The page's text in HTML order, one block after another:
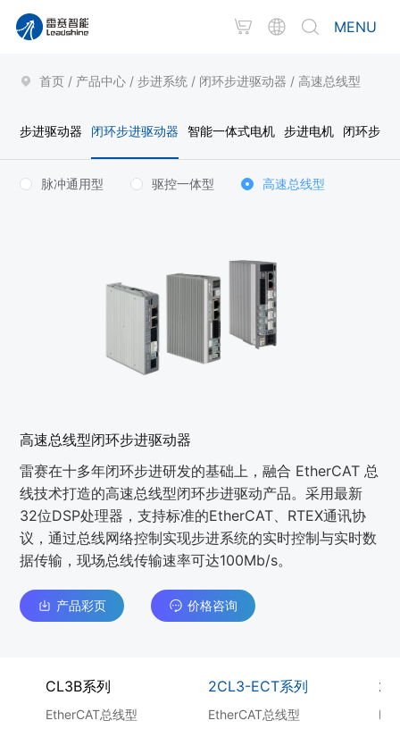
MENU
首页 / 产品中心 / 步进系统 / 闭环步进驱动器 / 高速总线型
步进驱动器 闭环步进驱动器 智能一体式电机 步进电机 闭环步进
脉冲通用型 驱控一体型 高速总线型
高速总线型闭环步进驱动器
雷赛在十多年闭环步进研发的基础上，融合 EtherCAT 总
线技术打造的高速总线型闭环步进驱动产品。采用最新
32位DSP处理器，支持标准的EtherCAT、RTEX通讯协
议，通过总线网络控制实现步进系统的实时控制与实时数
据传输，现场总线传输速率可达100Mb/s。
产品彩页 价格咨询
CL3B系列
EtherCAT总线型
2CL3-ECT系列
EtherCAT总线型